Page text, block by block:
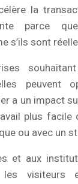
la
parce
s’ils sont
peuvent
a un impact
plus
ou avec un
et aux
visiteurs